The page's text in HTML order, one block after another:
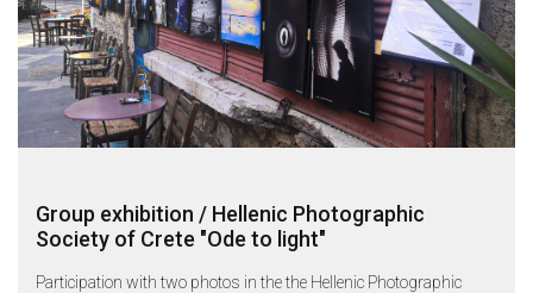
Group exhibition / Hellenic Photographic
Society of Crete "Ode to light"
Participation with two photos in the the Hellenic Photographic